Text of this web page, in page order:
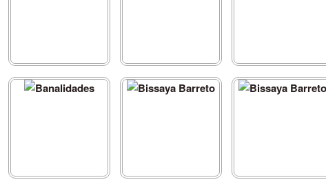
Pretextos para pintar Registos Banais Registos Banais